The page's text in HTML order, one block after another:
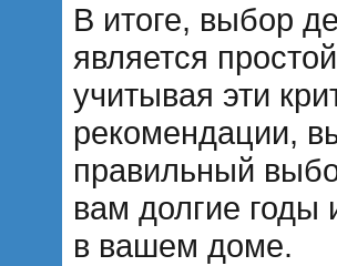
В итоге, выбор
является
учитывая эти
рекомендации,
правильный
вам долгие годы
в вашем доме.